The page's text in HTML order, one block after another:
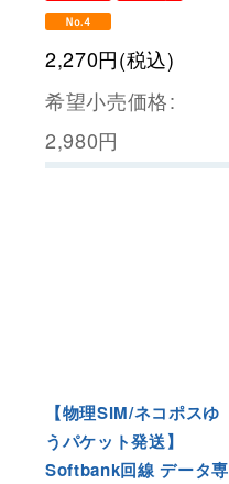
2,270円(税込)
希望小売価格:
2,980円
【物理SIM/ネコポスゆ
うパケット発送】
Softbank回線 データ専